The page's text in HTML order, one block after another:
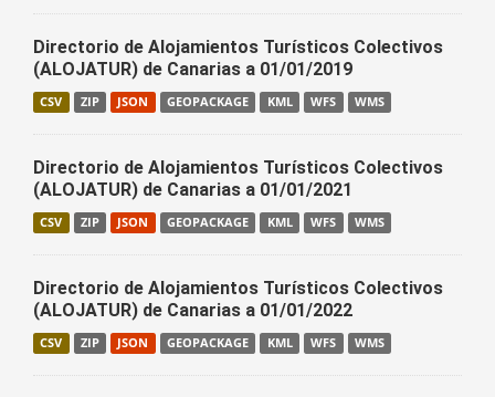
Directorio de Alojamientos Turísticos Colectivos
(ALOJATUR) de Canarias a 01/01/2019
CSV ZIP JSON GEOPACKAGE KML WFS WMS
Directorio de Alojamientos Turísticos Colectivos
(ALOJATUR) de Canarias a 01/01/2021
CSV ZIP JSON GEOPACKAGE KML WFS WMS
Directorio de Alojamientos Turísticos Colectivos
(ALOJATUR) de Canarias a 01/01/2022
CSV ZIP JSON GEOPACKAGE KML WFS WMS